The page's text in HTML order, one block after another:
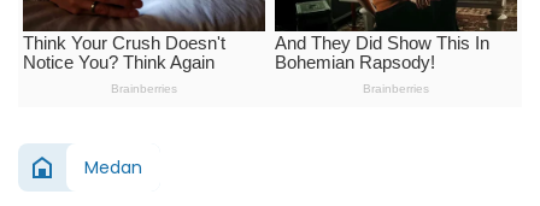
Medan